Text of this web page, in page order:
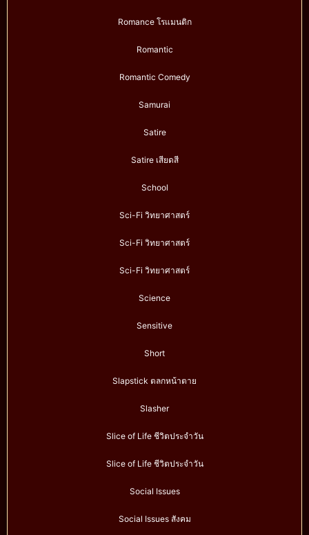
Romance โรแมนติก
Romantic
Romantic Comedy
Samurai
Satire
Satire เสียดสี
School
Sci-Fi วิทยาศาสตร์
Sci-Fi วิทยาศาสตร์
Sci-Fi วิทยาศาสตร์
Science
Sensitive
Short
Slapstick ตลกหน้าตาย
Slasher
Slice of Life ชีวิตประจำวัน
Slice of Life ชีวิตประจำวัน
Social Issues
Social Issues สังคม